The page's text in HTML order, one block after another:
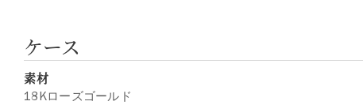
ケース
素材
18Kローズゴールド